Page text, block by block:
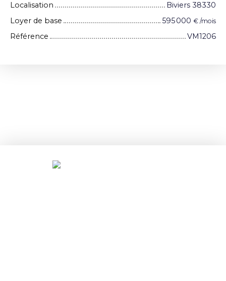
Localisation
Biviers 38330
Loyer de base
595 000 € /mois
Référence VM1206